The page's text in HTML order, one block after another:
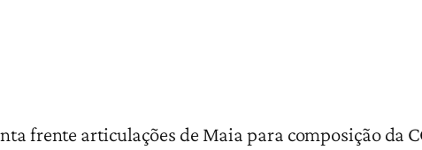
frente articulações de Maia para composição da